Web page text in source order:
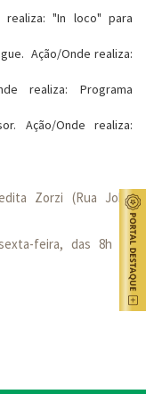
"In loco" para
Ação/Onde realiza:
realiza: Programa
Ação/Onde realiza:
Zorzi (Rua John
feira, das 8h às